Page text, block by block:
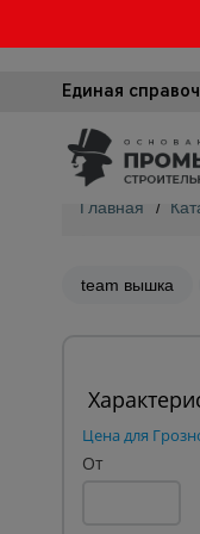
Единая
Главная /
team вышка
Цена для
От